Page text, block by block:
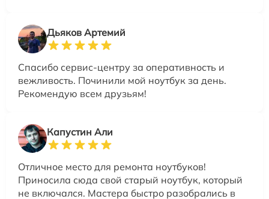
Дьяков Артемий
Спасибо сервис-центру за оперативность и
вежливость. Починили мой ноутбук за день.
Рекомендую всем друзьям!
Капустин Али
Отличное место для ремонта ноутбуков!
Приносила сюда свой старый ноутбук, который
не включался. Мастера быстро разобрались в